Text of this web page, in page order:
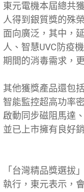
東元電機本屆總共
人得到銀質獎的殊
面向廣泛，其中，
人、智慧UVC防疫
期間的消毒需求，
其他獲獎產品還包
智能監控超高功率
啟動同步磁阻馬達
並已上市擁有良好
「台灣精品獎選拔
執行，東元表示，